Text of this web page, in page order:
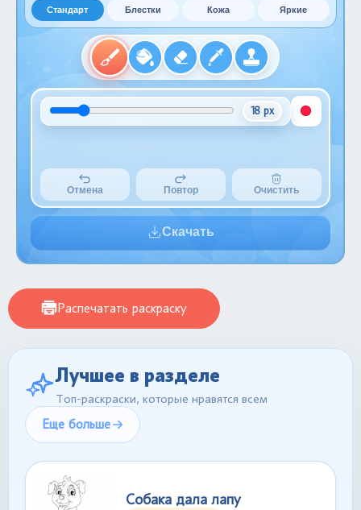
Стандарт Блестки Кожа Яркие
18 px
Отмена Повтор Очистить
Скачать
Распечатать раскраску
Лучшее в разделе
Топ-раскраски, которые нравятся всем
Еще больше
Собака дала лапу